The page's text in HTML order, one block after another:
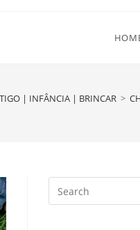
| INFÂNCIA | BRINCAR >